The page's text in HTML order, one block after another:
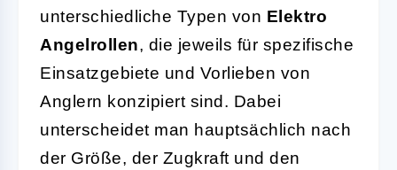
unterschiedliche Typen von Elektro
Angelrollen, die jeweils für spezifische
Einsatzgebiete und Vorlieben von
Anglern konzipiert sind. Dabei
unterscheidet man hauptsächlich nach
der Größe, der Zugkraft und den